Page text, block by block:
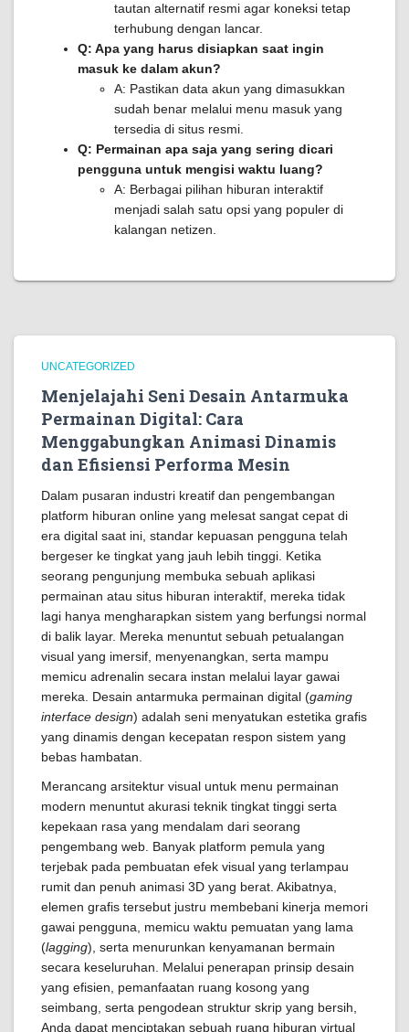
tautan alternatif resmi agar koneksi tetap
terhubung dengan lancar.
Q: Apa yang harus disiapkan saat ingin
masuk ke dalam akun?
A: Pastikan data akun yang dimasukkan
sudah benar melalui menu masuk yang
tersedia di situs resmi.
Q: Permainan apa saja yang sering dicari
pengguna untuk mengisi waktu luang?
A: Berbagai pilihan hiburan interaktif
menjadi salah satu opsi yang populer di
kalangan netizen.
UNCATEGORIZED
Menjelajahi Seni Desain Antarmuka
Permainan Digital: Cara
Menggabungkan Animasi Dinamis
dan Efisiensi Performa Mesin
Dalam pusaran industri kreatif dan pengembangan
platform hiburan online yang melesat sangat cepat di
era digital saat ini, standar kepuasan pengguna telah
bergeser ke tingkat yang jauh lebih tinggi. Ketika
seorang pengunjung membuka sebuah aplikasi
permainan atau situs hiburan interaktif, mereka tidak
lagi hanya mengharapkan sistem yang berfungsi normal
di balik layar. Mereka menuntut sebuah petualangan
visual yang imersif, menyenangkan, serta mampu
memicu adrenalin secara instan melalui layar gawai
mereka. Desain antarmuka permainan digital (gaming
interface design) adalah seni menyatukan estetika grafis
yang dinamis dengan kecepatan respon sistem yang
bebas hambatan.
Merancang arsitektur visual untuk menu permainan
modern menuntut akurasi teknik tingkat tinggi serta
kepekaan rasa yang mendalam dari seorang
pengembang web. Banyak platform pemula yang
terjebak pada pembuatan efek visual yang terlampau
rumit dan penuh animasi 3D yang berat. Akibatnya,
elemen grafis tersebut justru membebani kinerja memori
gawai pengguna, memicu waktu pemuatan yang lama
(lagging), serta menurunkan kenyamanan bermain
secara keseluruhan. Melalui penerapan prinsip desain
yang efisien, pemanfaatan ruang kosong yang
seimbang, serta pengodean struktur skrip yang bersih,
Anda dapat menciptakan sebuah ruang hiburan virtual